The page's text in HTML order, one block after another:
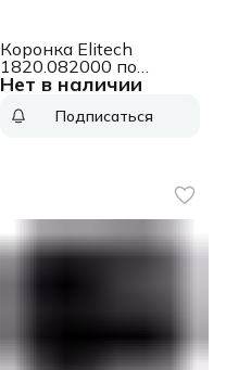
Нет в наличии
Коронка Elitech
1820.082000 по
керамогр. Д=50мм
Подписаться